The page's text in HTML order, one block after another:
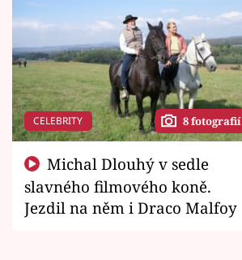
CELEBRITY 8 fotografií
slavného filmového koně.
Jezdil na něm i Draco Malfoy